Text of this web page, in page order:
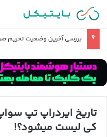
بررسی آخرین وضعیت تحریم
تاریخ ایردراپ تپ
کی لیست میشود؟!